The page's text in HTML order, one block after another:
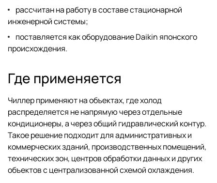
рассчитан на работу в составе стационарной
инженерной системы;
поставляется как оборудование Daikin японского
происхождения.
Где применяется
Чиллер применяют на объектах, где холод
распределяется не напрямую через отдельные
кондиционеры, а через общий гидравлический контур.
Такое решение подходит для административных и
коммерческих зданий, производственных помещений,
технических зон, центров обработки данных и других
объектов с централизованной схемой охлаждения.